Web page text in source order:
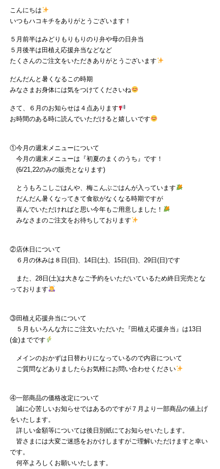
こんにちは
いつもハコキチをありがとうございます！
５月前半はみどりもりもりのり弁や母の日弁当
５月後半は田植え応援弁当などなど
たくさんのご注文をいただきありがとうございます
だんだんと暑くなるこの時期
みなさまお身体には気をつけてくださいね
さて、６月のお知らせは４点あります
お時間のある時に読んでいただけると嬉しいです
①今月の週末メニューについて
今月の週末メニューは『初夏のまくのうち』です！
(6/21,22のみの販売となります)
とうもろこしごはんや、梅こんぶごはんが入っています
だんだん暑くなってきて食欲がなくなる時期ですが
喜んでいただければと思い今年もご用意しました！
みなさまのご注文をお待ちしております
②店休日について
６月の休みは８日(日)、14日(土)、15日(日)、29日(日)です
また、28日(土)は大きなご予約をいただいているため終日完売とな
っております
③田植え応援弁当について
５月もいろんな方にご注文いただいた『田植え応援弁当』は13日
(金)までです
メインのおかずは日替わりになっているので内容について
ご質問などありましたらお気軽にお問い合わせください
④一部商品の価格改定について
誠に心苦しいお知らせではあるのですが７月より一部商品の値上げ
をいたします。
詳しい金額等については後日別紙にてお知らせいたします。
皆さまには大変ご迷惑をおかけしますがご理解いただけますと幸い
です。
何卒よろしくお願いいたします。